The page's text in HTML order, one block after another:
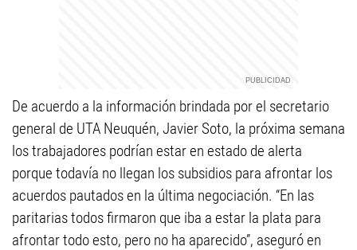
De acuerdo a la información brindada por el secretario
general de UTA Neuquén, Javier Soto, la próxima semana
los trabajadores podrían estar en estado de alerta
porque todavía no llegan los subsidios para afrontar los
acuerdos pautados en la última negociación. “En las
paritarias todos firmaron que iba a estar la plata para
afrontar todo esto, pero no ha aparecido”, aseguró en